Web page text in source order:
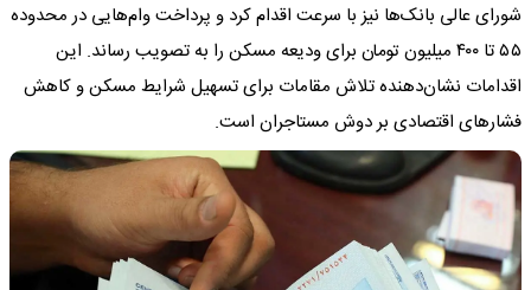
شورای عالی بانک‌ها نیز با سرعت اقدام کرد و پرداخت وام‌هایی در محدوده
۵۵ تا ۴۰۰ میلیون تومان برای ودیعه مسکن را به تصویب رساند. این
اقدامات نشان‌دهنده تلاش مقامات برای تسهیل شرایط مسکن و کاهش
فشارهای اقتصادی بر دوش مستاجران است.